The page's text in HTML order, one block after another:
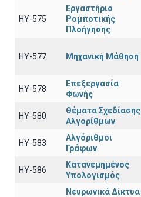
HY-575
Εργαστήριο
Ρομποτικής
Πλοήγησης
HY-577 Μηχανική Μάθηση
HY-578
Επεξεργασία
Φωνής
HY-580
Θέματα Σχεδίασης
Αλγορίθμων
HY-583
Αλγόριθμοι
Γράφων
HY-586
Κατανεμημένος
Υπολογισμός
Νευρωνικά Δίκτυα